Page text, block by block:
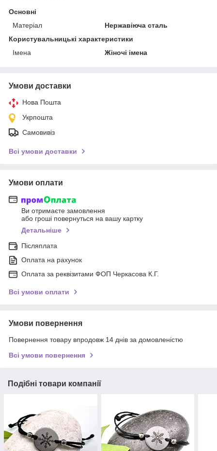
Основні
Матеріал
Нержавіюча сталь
Користувальницькі характеристики
Імена
Жіночі імена
Умови доставки
Нова Пошта
Укрпошта
Самовивіз
Всі умови доставки
Умови оплати
Ви отримаєте замовлення
або гроші повернуться на вашу картку
Детальніше
Післяплата
Оплата на рахунок
Оплата за реквізитами ФОП Черкасова К.Г.
Всі умови оплати
Умови повернення
Повернення товару впродовж 14 днів за домовленістю
Всі умови повернення
Подібні товари компанії